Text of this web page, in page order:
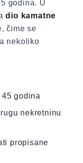
godina. U
dio kamatne
čime se
nekoliko
godina
nekretninu
propisane